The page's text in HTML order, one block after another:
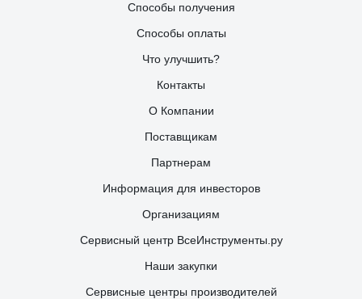
Способы получения
Способы оплаты
Что улучшить?
Контакты
О Компании
Поставщикам
Партнерам
Информация для инвесторов
Организациям
Сервисный центр ВсеИнструменты.ру
Наши закупки
Сервисные центры производителей